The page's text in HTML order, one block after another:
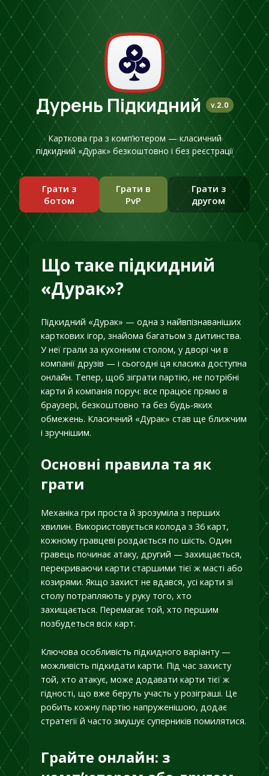
Дурень Підкидний v.2.0
Карткова гра з комп’ютером — класичний
підкидний «Дурак» безкоштовно і без реєстрації
Грати з
ботом
Грати в
PvP
Грати з
другом
Що таке підкидний
«Дурак»?
Підкидний «Дурак» — одна з найвпізнаваніших
карткових ігор, знайома багатьом з дитинства.
У неї грали за кухонним столом, у дворі чи в
компанії друзів — і сьогодні ця класика доступна
онлайн. Тепер, щоб зіграти партію, не потрібні
карти й компанія поруч: все працює прямо в
браузері, безкоштовно та без будь-яких
обмежень. Класичний «Дурак» став ще ближчим
і зручнішим.
Основні правила та як
грати
Механіка гри проста й зрозуміла з перших
хвилин. Використовується колода з 36 карт,
кожному гравцеві роздається по шість. Один
гравець починає атаку, другий — захищається,
перекриваючи карти старшими тієї ж масті або
козирями. Якщо захист не вдався, усі карти зі
столу потрапляють у руку того, хто
захищається. Перемагає той, хто першим
позбудеться всіх карт.
Ключова особливість підкидного варіанту —
можливість підкидати карти. Під час захисту
той, хто атакує, може додавати карти тієї ж
гідності, що вже беруть участь у розіграші. Це
робить кожну партію напруженішою, додає
стратегії й часто змушує суперників помилятися.
Грайте онлайн: з